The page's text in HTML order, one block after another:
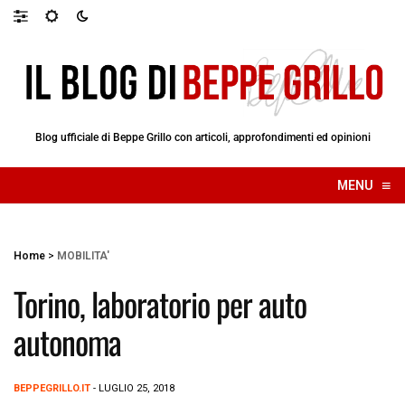
Blog ufficiale di Beppe Grillo con articoli, approfondimenti ed opinioni
MENU ≡
☰
Home > MOBILITA'
Torino, laboratorio per auto
autonoma
BEPPEGRILLO.IT - LUGLIO 25, 2018